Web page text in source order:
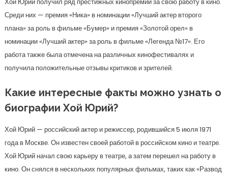
Среди них — премия «Ника» в номинации «Лучший актер второго
плана» за роль в фильме «Бумер» и премия «Золотой орел» в
номинации «Лучший актер» за роль в фильме «Легенда №17». Его
работа также была отмечена на различных кинофестивалях и
получила положительные отзывы критиков и зрителей.
Какие интересные факты можно узнать о
биографии Хой Юрий?
Хой Юрий — российский актер и режиссер, родившийся 5 июля 1971
года в Москве. Он известен своей работой в российском кино и театре.
Хой Юрий начал свою карьеру в театре, а затем перешел на работу в
кино. Он снялся в нескольких популярных фильмах, таких как «Развод